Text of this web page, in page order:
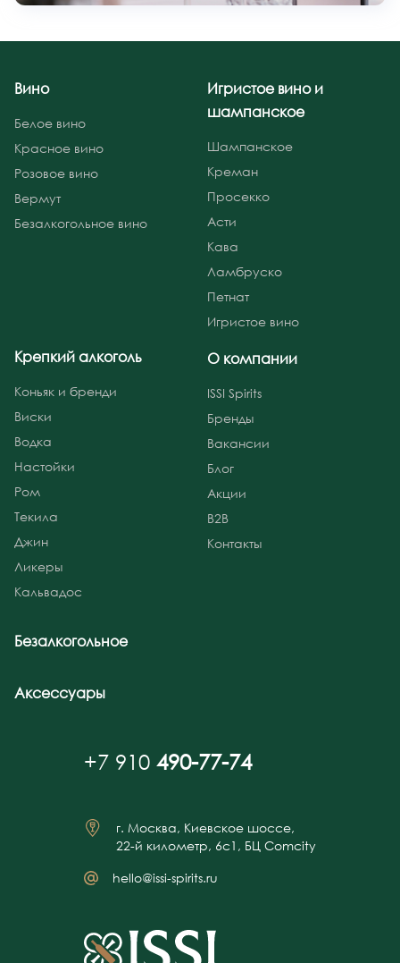
Вино
Белое вино
Красное вино
Розовое вино
Вермут
Безалкогольное вино
Игристое вино и
шампанское
Шампанское
Креман
Просекко
Асти
Кава
Ламбруско
Петнат
Игристое вино
Крепкий алкоголь
Коньяк и бренди
Виски
Водка
Настойки
Ром
Текила
Джин
Ликеры
Кальвадос
Безалкогольное
Аксессуары
О компании
ISSI Spirits
Бренды
Вакансии
Блог
Акции
B2B
Контакты
+7 910 490-77-74
г. Москва, Киевское шоссе,
22-й километр, 6с1, БЦ Comcity
hello@issi-spirits.ru